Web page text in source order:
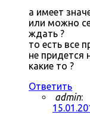
а имеет
или можно
ждать ?
то есть все
не придется
какие то ?
Ответить
admin: